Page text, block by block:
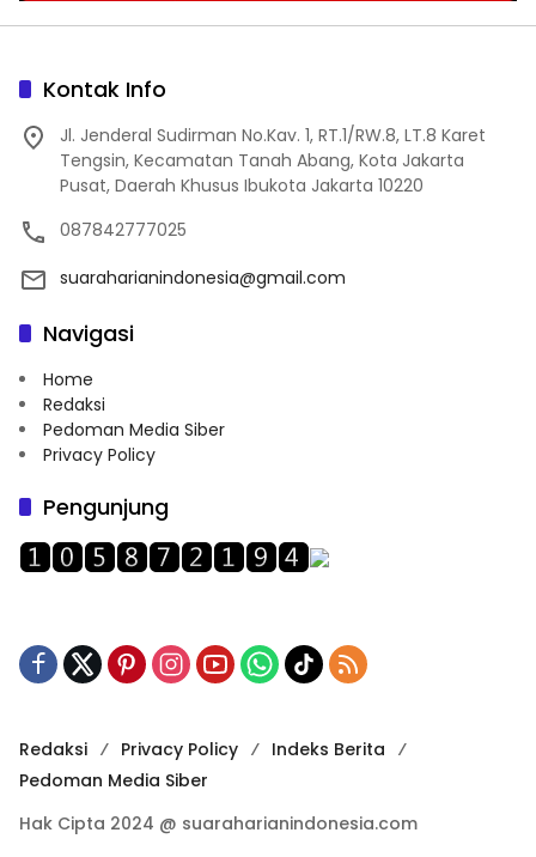
Kontak Info
Jl. Jenderal Sudirman No.Kav. 1, RT.1/RW.8, LT.8 Karet
Tengsin, Kecamatan Tanah Abang, Kota Jakarta
Pusat, Daerah Khusus Ibukota Jakarta 10220
087842777025
suaraharianindonesia@gmail.com
Navigasi
Home
Redaksi
Pedoman Media Siber
Privacy Policy
Pengunjung
Redaksi Privacy Policy
Indeks Berita
Pedoman Media Siber
Hak Cipta 2024 @ suaraharianindonesia.com